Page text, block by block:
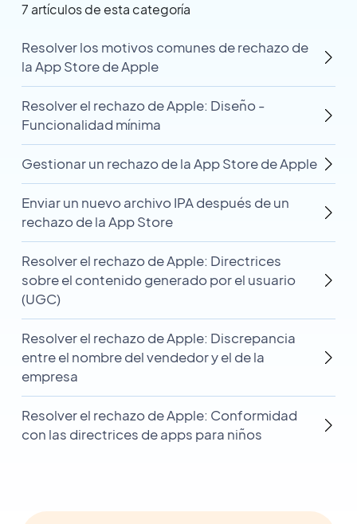
7 artículos de esta categoría
Resolver los motivos comunes de rechazo de
la App Store de Apple
Resolver el rechazo de Apple: Diseño -
Funcionalidad mínima
Gestionar un rechazo de la App Store de Apple
Enviar un nuevo archivo IPA después de un
rechazo de la App Store
Resolver el rechazo de Apple: Directrices
sobre el contenido generado por el usuario
(UGC)
Resolver el rechazo de Apple: Discrepancia
entre el nombre del vendedor y el de la
empresa
Resolver el rechazo de Apple: Conformidad
con las directrices de apps para niños